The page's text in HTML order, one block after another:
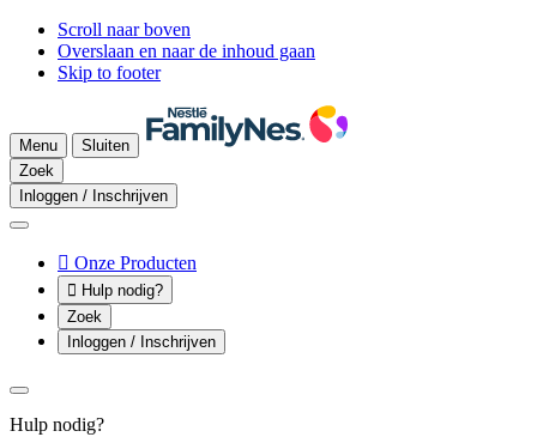
Scroll naar boven
Overslaan en naar de inhoud gaan
Skip to footer
Menu
Sluiten
Zoek
Inloggen / Inschrijven
 Onze Producten
 Hulp nodig?
Zoek
Inloggen / Inschrijven
Hulp nodig?